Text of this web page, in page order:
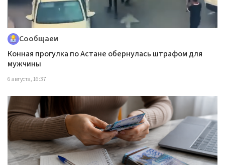
Сообщаем
Конная прогулка по Астане обернулась штрафом для
мужчины
6 августа, 16:37